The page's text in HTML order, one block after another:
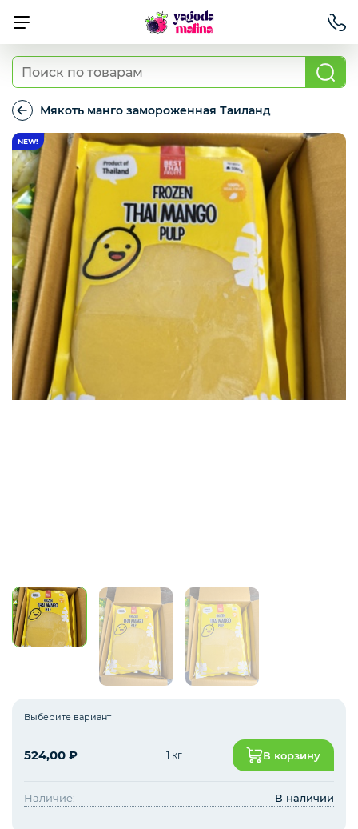
Ягода свежая
Овощи свежие
Авокадо, батат, спаржа свежая
Грибы
Замороженные ягоды/фрукты/овощи/грибы
Замороженное пюре из ягод и фруктов
Курица, филе грудки, окорока
Мякоть манго замороженная Таиланд
Мякоть
манго
замороженная
Таиланд
Выберите вариант
524,00 ₽ 1 кг В корзину
Наличие: В наличии